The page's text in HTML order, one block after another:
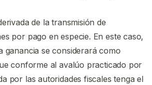
de la transmisión de
por pago en especie. En este caso,
ganancia se considerará como
conforme al avalúo practicado por
por las autoridades fiscales tenga el